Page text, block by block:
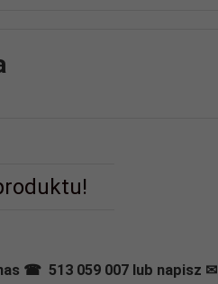
☎ 513 059 007 lub napisz ✉